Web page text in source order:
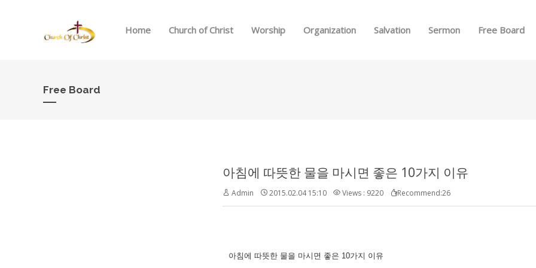
Home Church of Christ Worship Organization Salvation Sermon Free Board
Free Board
아침에 따뜻한 물을 마시면 좋은 10가지 이유
Admin 2015.02.04 15:10 Views : 9220 Recommend:26
아침에 따뜻한 물을 마시면 좋은 10가지 이유